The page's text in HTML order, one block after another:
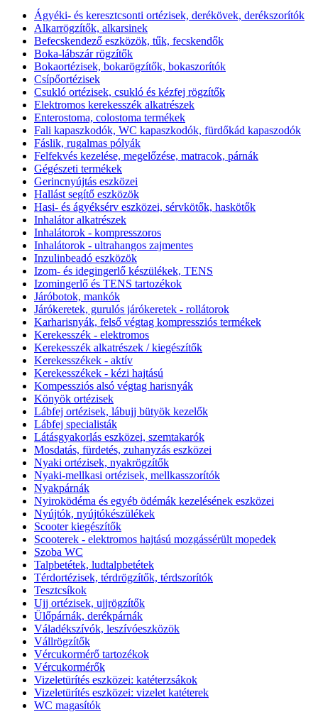
Ágyéki- és keresztcsonti ortézisek, derékövek, derékszorítók
Alkarrögzítők, alkarsinek
Befecskendező eszközök, tűk, fecskendők
Boka-lábszár rögzítők
Bokaortézisek, bokarögzítők, bokaszorítók
Csípőortézisek
Csukló ortézisek, csukló és kézfej rögzítők
Elektromos kerekesszék alkatrészek
Enterostoma, colostoma termékek
Fali kapaszkodók, WC kapaszkodók, fürdőkád kapaszodók
Fáslik, rugalmas pólyák
Felfekvés kezelése, megelőzése, matracok, párnák
Gégészeti termékek
Gerincnyújtás eszközei
Hallást segítő eszközök
Hasi- és ágyéksérv eszközei, sérvkötők, haskötők
Inhalátor alkatrészek
Inhalátorok - kompresszoros
Inhalátorok - ultrahangos zajmentes
Inzulinbeadó eszközök
Izom- és idegingerlő készülékek, TENS
Izomingerlő és TENS tartozékok
Járóbotok, mankók
Járókeretek, gurulós járókeretek - rollátorok
Karharisnyák, felső végtag kompressziós termékek
Kerekesszék - elektromos
Kerekesszék alkatrészek / kiegészítők
Kerekesszékek - aktív
Kerekesszékek - kézi hajtású
Kompessziós alsó végtag harisnyák
Könyök ortézisek
Lábfej ortézisek, lábujj bütyök kezelők
Lábfej specialisták
Látásgyakorlás eszközei, szemtakarók
Mosdatás, fürdetés, zuhanyzás eszközei
Nyaki ortézisek, nyakrögzítők
Nyaki-mellkasi ortézisek, mellkasszorítók
Nyakpárnák
Nyiroködéma és egyéb ödémák kezelésének eszközei
Nyújtók, nyújtókészülékek
Scooter kiegészítők
Scooterek - elektromos hajtású mozgássérült mopedek
Szoba WC
Talpbetétek, ludtalpbetétek
Térdortézisek, térdrögzítők, térdszorítók
Tesztcsíkok
Ujj ortézisek, ujjrögzítők
Ülőpárnák, derékpárnák
Váladékszívók, leszívóeszközök
Vállrögzítők
Vércukormérő tartozékok
Vércukormérők
Vizeletürítés eszközei: katéterzsákok
Vizeletürítés eszközei: vizelet katéterek
WC magasítók